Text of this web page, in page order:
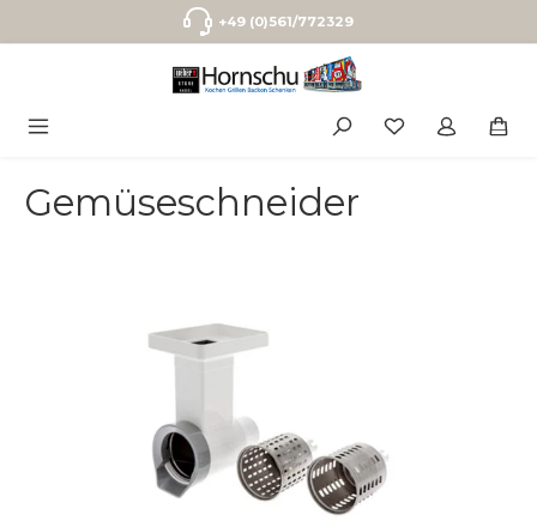
Zum Hauptinhalt springen+49 (0)561/772329
Gemüseschneider